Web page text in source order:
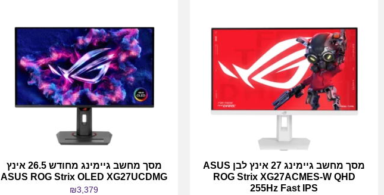
מסך מחשב גיימינג 27 אינץ לבן ASUS
ROG Strix XG27ACMES-W QHD
255Hz Fast IPS
מסך מחשב גיימינג מחודש 26.5 אינץ
ASUS ROG Strix OLED XG27UCDMG
₪3,379